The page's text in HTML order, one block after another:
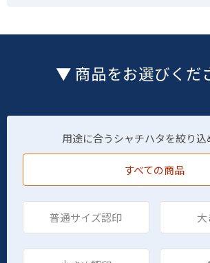
▼ 商品をお選びくだ
用途に合うシャチハタを絞り込
すべての商品
普通サイズ認印